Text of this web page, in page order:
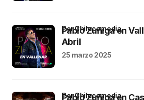
Pablo Zuñiga en
Abril
por Chilecomedia
25 marzo 2025
Pablo Zuñiga en
por Chilecomedia